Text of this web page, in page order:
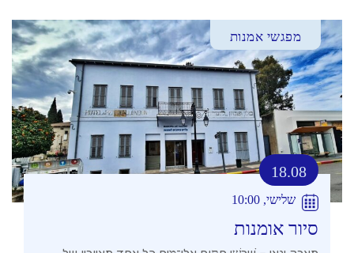
מפגשי אמנות
18.08
שלישי, 10:00
סיור אומנות